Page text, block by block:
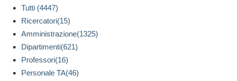
Tutti (4447)
Ricercatori(15)
Amministrazione(1325)
Dipartimenti(621)
Professori(16)
Personale TA(46)